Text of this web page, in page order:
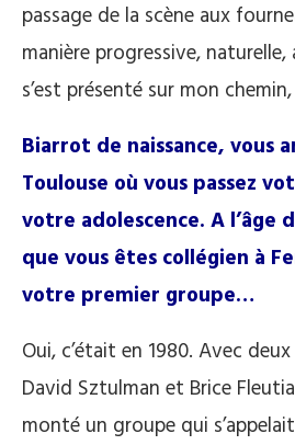
passage de la scène aux
manière progressive,
s’est présenté sur mon
Biarrot de naissance, vous
Toulouse où vous passez
votre adolescence. A l’âge
que vous êtes collégien à
votre premier groupe…
Oui, c’était en 1980. Avec
David Sztulman et Brice
monté un groupe qui